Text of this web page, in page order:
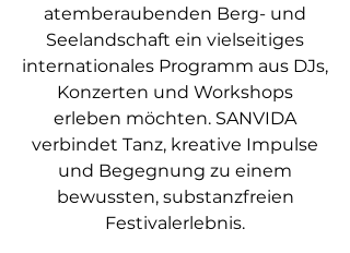
atemberaubenden Berg- und
Seelandschaft ein vielseitiges
internationales Programm aus DJs,
Konzerten und Workshops
erleben möchten. SANVIDA
verbindet Tanz, kreative Impulse
und Begegnung zu einem
bewussten, substanzfreien
Festivalerlebnis.